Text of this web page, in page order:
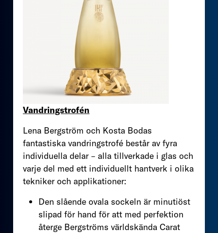
Vandringstrofén
Lena Bergström och Kosta Bodas
fantastiska vandringstrofé består av fyra
individuella delar – alla tillverkade i glas och
varje del med ett individuellt hantverk i olika
tekniker och applikationer:
Den slående ovala sockeln är minutiöst
slipad för hand för att med perfektion
återge Bergströms världskända Carat